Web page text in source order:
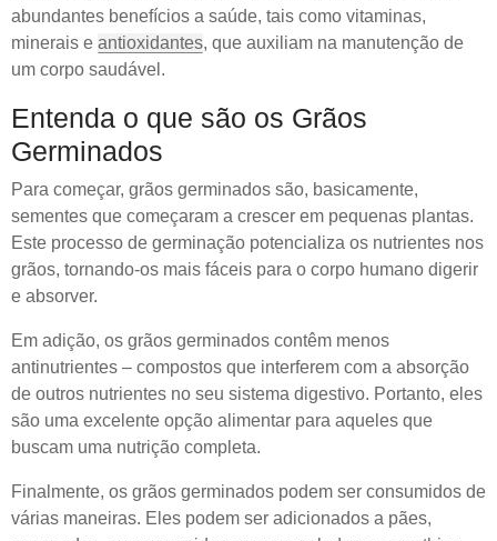
abundantes benefícios a saúde, tais como vitaminas,
minerais e antioxidantes, que auxiliam na manutenção de
um corpo saudável.
Entenda o que são os Grãos
Germinados
Para começar, grãos germinados são, basicamente,
sementes que começaram a crescer em pequenas plantas.
Este processo de germinação potencializa os nutrientes nos
grãos, tornando-os mais fáceis para o corpo humano digerir
e absorver.
Em adição, os grãos germinados contêm menos
antinutrientes – compostos que interferem com a absorção
de outros nutrientes no seu sistema digestivo. Portanto, eles
são uma excelente opção alimentar para aqueles que
buscam uma nutrição completa.
Finalmente, os grãos germinados podem ser consumidos de
várias maneiras. Eles podem ser adicionados a pães,